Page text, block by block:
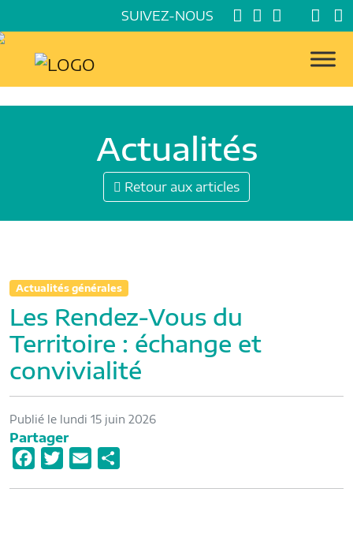
SUIVEZ-NOUS
Actualités
Retour aux articles
Actualités générales
Les Rendez-Vous du
Territoire : échange et
convivialité
Publié le lundi 15 juin 2026
Partager